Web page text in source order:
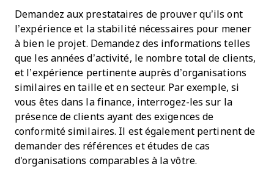
Demandez aux prestataires de prouver qu’ils ont
l’expérience et la stabilité nécessaires pour mener
à bien le projet. Demandez des informations telles
que les années d’activité, le nombre total de clients,
et l’expérience pertinente auprès d’organisations
similaires en taille et en secteur. Par exemple, si
vous êtes dans la finance, interrogez-les sur la
présence de clients ayant des exigences de
conformité similaires. Il est également pertinent de
demander des références et études de cas
d'organisations comparables à la vôtre.